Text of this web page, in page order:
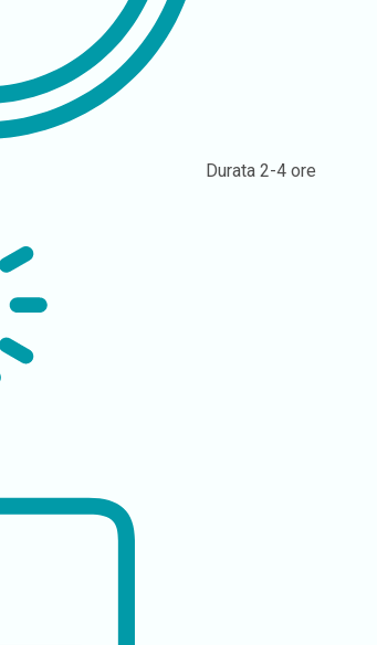
Durata2-4 ore